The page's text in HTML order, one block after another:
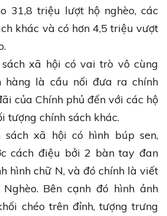
31,8 triệu lượt hộ nghèo, các
khác và có hơn 4,5 triệu vượt
xã hội có vai trò vô cùng
hàng là cầu nối đưa ra chính
của Chính phủ đến với các hộ
tượng chính sách khác.
sách xã hội có hình búp sen,
cách điệu bởi 2 bàn tay đan
hình chữ N, và đó chính là viết
Bên cạnh đó hình ảnh
chéo trên đỉnh, tượng trưng